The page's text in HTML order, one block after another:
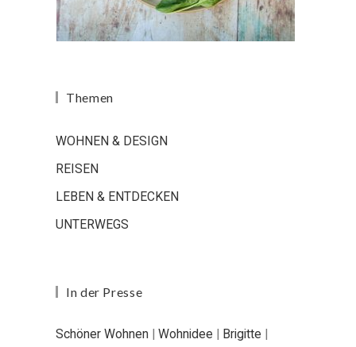
Themen
WOHNEN & DESIGN
REISEN
LEBEN & ENTDECKEN
UNTERWEGS
In der Presse
Schöner Wohnen | Wohnidee | Brigitte |